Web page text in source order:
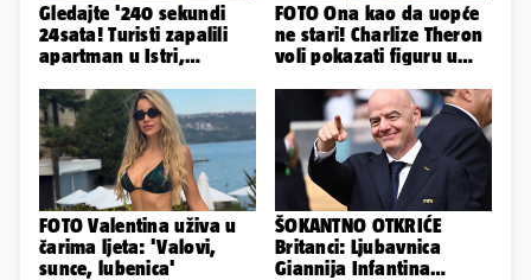
Gledajte '240 sekundi
24sata! Turisti zapalili
apartman u Istri,
završena'
FOTO Ona kao da uopće
ne stari! Charlize Theron
voli pokazati figuru u
FOTO Valentina uživa u
čarima ljeta: 'Valovi,
sunce, lubenica'
ŠOKANTNO OTKRIĆE
Britanci: Ljubavnica
Giannija Infantina